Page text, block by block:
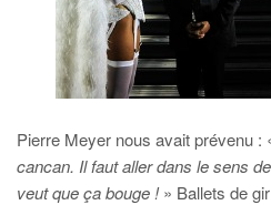
Pierre Meyer nous avait prévenu :
cancan. Il faut aller dans le sens
veut que ça bouge !» Ballets de